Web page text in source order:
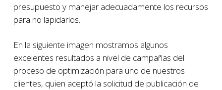
presupuesto y manejar adecuadamente los recursos
para no lapidarlos.
En la siguiente imagen mostramos algunos
excelentes resultados a nivel de campañas del
proceso de optimización para uno de nuestros
clientes, quien aceptó la solicitud de publicación de